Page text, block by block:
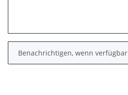
Benachrichtigen, wenn verfügbar